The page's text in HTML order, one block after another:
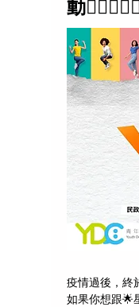
動
疫情過後，終
如果你想跟🌟